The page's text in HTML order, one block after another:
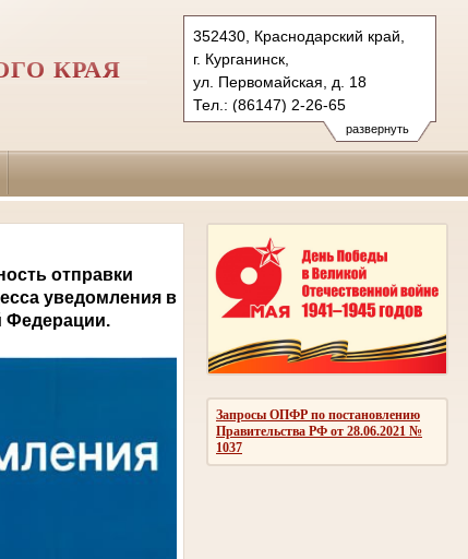
развернуть
352430, Краснодарский край,
г. Курганинск,
ул. Первомайская, д. 18
Тел.: (86147) 2-26-65
kurganinsk.krd@sudrf.ru
КРАЯ
Запросы ОПФР по постановлению
Правительства РФ от 28.06.2021 №
1037
отправки
уведомления в
Федерации.